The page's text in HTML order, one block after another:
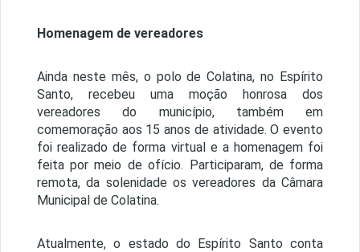
Homenagem de vereadores
Ainda neste mês, o polo de Colatina, no Espírito
Santo, recebeu uma moção honrosa dos
vereadores do município, também em
comemoração aos 15 anos de atividade. O evento
foi realizado de forma virtual e a homenagem foi
feita por meio de ofício. Participaram, de forma
remota, da solenidade os vereadores da Câmara
Municipal de Colatina.
Atualmente, o estado do Espírito Santo conta